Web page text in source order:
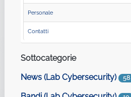
Personale
Contatti
Sottocategorie
News (Lab Cybersecurity)
58